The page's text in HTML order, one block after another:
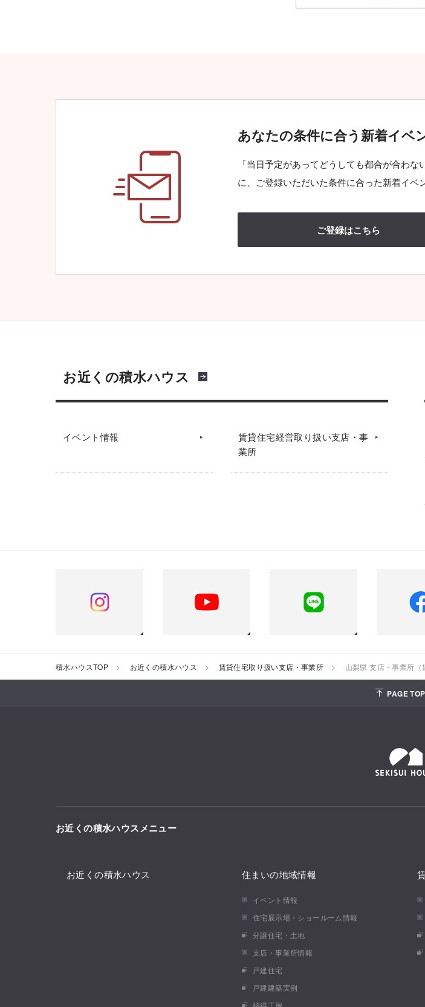
あなたの条件に合う新着イベ
「当日予定があってどうしても都合が合わ
に、ご登録いただいた条件に合った新着イベ
ご登録はこちら
お近くの積水ハウス
イベント情報
賃貸住宅経営取り扱い支店・事
業所
積水ハウスTOP お近くの積水ハウス 賃貸住宅取り扱い支店・事業所 山梨県 支店・事業所（
PAGE TOP
お近くの積水ハウスメニュー
お近くの積水ハウス 住まいの地域情報
イベント情報
住宅展示場・ショールーム情報
分譲住宅・土地
支店・事業所情報
戸建住宅
戸建建築実例
納得工房